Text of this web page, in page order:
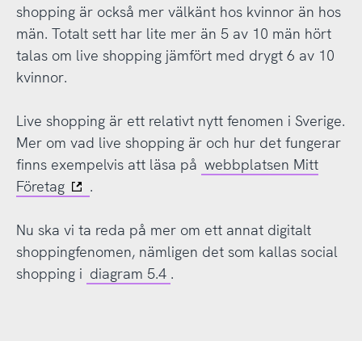
shopping är också mer välkänt hos kvinnor än hos
män. Totalt sett har lite mer än 5 av 10 män hört
talas om live shopping jämfört med drygt 6 av 10
kvinnor.
Live shopping är ett relativt nytt fenomen i Sverige.
Mer om vad live shopping är och hur det fungerar
finns exempelvis att läsa på webbplatsen Mitt
Företag
.
Nu ska vi ta reda på mer om ett annat digitalt
shoppingfenomen, nämligen det som kallas social
shopping i diagram 5.4 .